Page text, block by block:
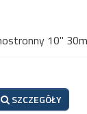
10"
SZCZEGÓŁY